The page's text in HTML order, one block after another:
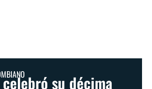
celebró su décima